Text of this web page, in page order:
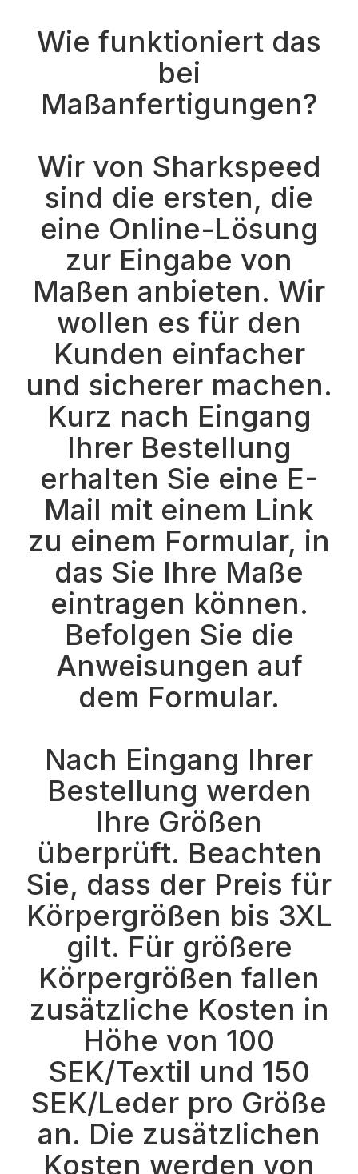
Wie funktioniert das
bei
Maßanfertigungen?
Wir von Sharkspeed
sind die ersten, die
eine Online-Lösung
zur Eingabe von
Maßen anbieten. Wir
wollen es für den
Kunden einfacher
und sicherer machen.
Kurz nach Eingang
Ihrer Bestellung
erhalten Sie eine E-
Mail mit einem Link
zu einem Formular, in
das Sie Ihre Maße
eintragen können.
Befolgen Sie die
Anweisungen auf
dem Formular.
Nach Eingang Ihrer
Bestellung werden
Ihre Größen
überprüft. Beachten
Sie, dass der Preis für
Körpergrößen bis 3XL
gilt. Für größere
Körpergrößen fallen
zusätzliche Kosten in
Höhe von 100
SEK/Textil und 150
SEK/Leder pro Größe
an. Die zusätzlichen
Kosten werden von